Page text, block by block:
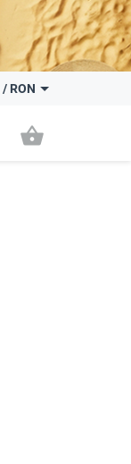
/ RON
shopping_basket